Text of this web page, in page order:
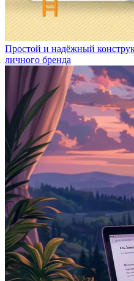
Простой и надёжный
личного бренда